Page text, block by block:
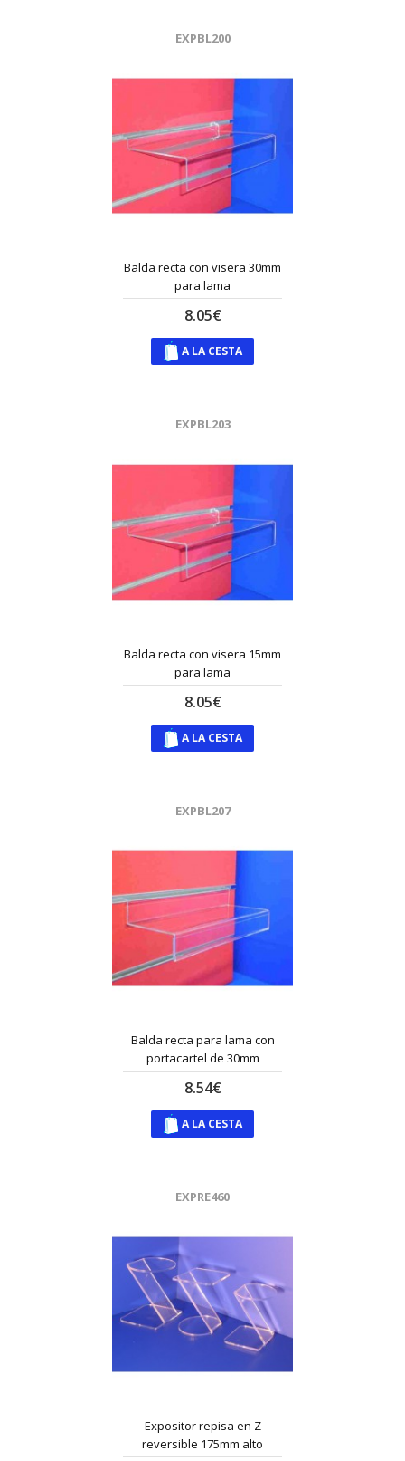
EXPBL200
Balda recta con visera 30mm
para lama
8.05€
A LA CESTA
EXPBL203
Balda recta con visera 15mm
para lama
8.05€
A LA CESTA
EXPBL207
Balda recta para lama con
portacartel de 30mm
8.54€
A LA CESTA
EXPRE460
Expositor repisa en Z
reversible 175mm alto